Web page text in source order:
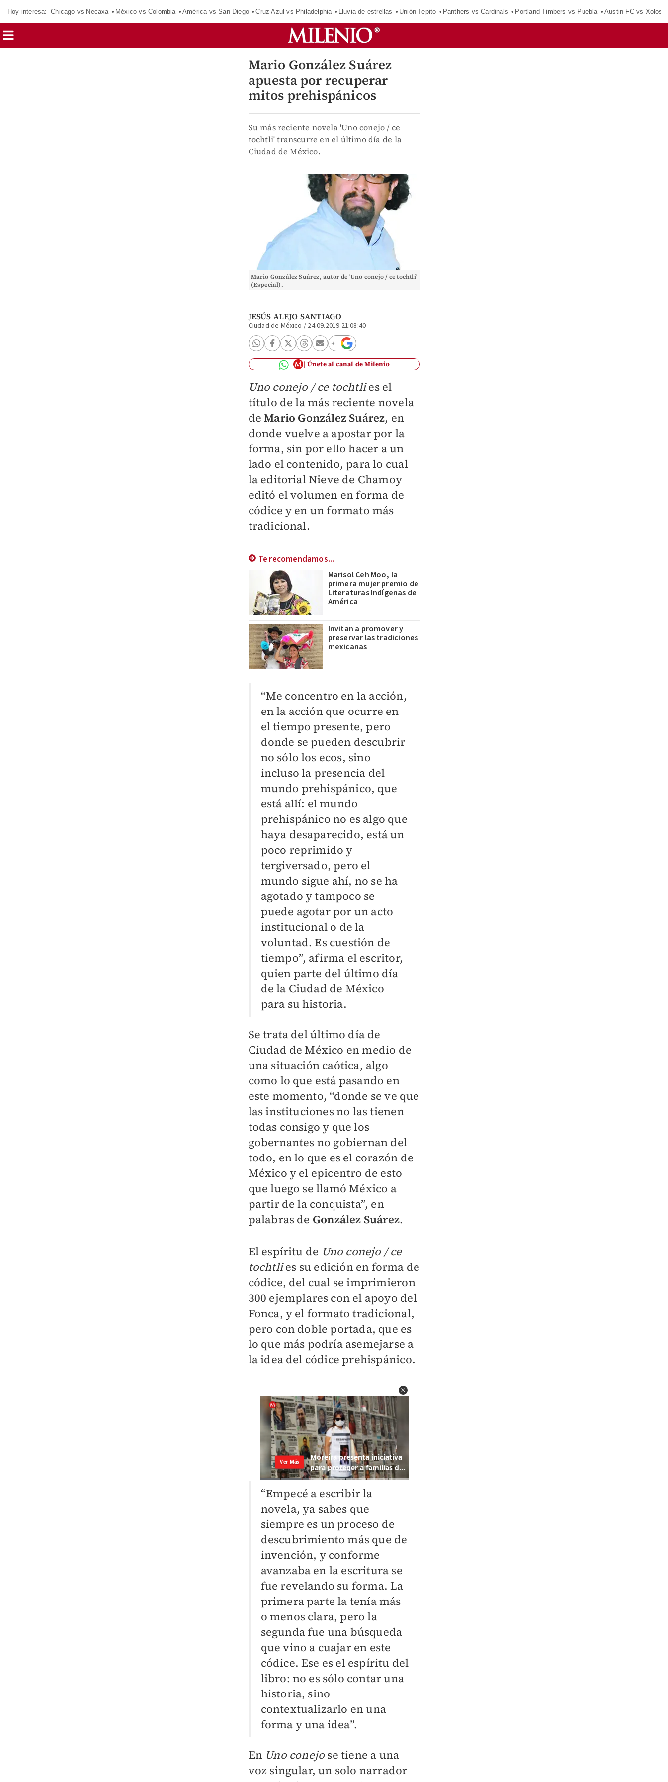
Hoy interesa: Chicago vs Necaxa México vs Colombia América vs San Diego Cruz Azul vs Philadelphia Lluvia de estrellas Unión Tepito Panthers vs Cardinals Portland Timbers vs Puebla Austin FC vs Xolos
Mario González Suárez
apuesta por recuperar
mitos prehispánicos
Su más reciente novela 'Uno conejo / ce
tochtli' transcurre en el último día de la
Ciudad de México.
Mario González Suárez, autor de 'Uno conejo / ce tochtli'
(Especial).
JESÚS ALEJO SANTIAGO
Ciudad de México / 24.09.2019 21:08:40
Únete al canal de Milenio
Uno conejo / ce tochtlies el
título de la más reciente novela
deMario González Suárez, en
donde vuelve a apostar por la
forma, sin por ello hacer a un
lado el contenido, para lo cual
la editorial Nieve de Chamoy
editó el volumen en forma de
códice y en un formato más
tradicional.
Te recomendamos...
Marisol Ceh Moo, la
primera mujer premio de
Literaturas Indígenas de
América
Invitan a promover y
preservar las tradiciones
mexicanas
“Me concentro en la acción,
en la acción que ocurre en
el tiempo presente, pero
donde se pueden descubrir
no sólo los ecos, sino
incluso la presencia del
mundo prehispánico, que
está allí: el mundo
prehispánico no es algo que
haya desaparecido, está un
poco reprimido y
tergiversado, pero el
mundo sigue ahí, no se ha
agotado y tampoco se
puede agotar por un acto
institucional o de la
voluntad. Es cuestión de
tiempo”, afirma el escritor,
quien parte del último día
de la Ciudad de México
para su historia.
Se trata del último día de
Ciudad de México en medio de
una situación caótica, algo
como lo que está pasando en
este momento, “donde se ve que
las instituciones no las tienen
todas consigo y que los
gobernantes no gobiernan del
todo, en lo que es el corazón de
México y el epicentro de esto
que luego se llamó México a
partir de la conquista”, en
palabras de González Suárez.
El espíritu de Uno conejo / ce
tochtlies su edición en forma de
códice, del cual se imprimieron
300 ejemplares con el apoyo del
Fonca, y el formato tradicional,
pero con doble portada, que es
lo que más podría asemejarse a
la idea del códice prehispánico.
“Empecé a escribir la
novela, ya sabes que
siempre es un proceso de
descubrimiento más que de
invención, y conforme
avanzaba en la escritura se
fue revelando su forma. La
primera parte la tenía más
o menos clara, pero la
segunda fue una búsqueda
que vino a cuajar en este
códice. Ese es el espíritu del
libro: no es sólo contar una
historia, sino
contextualizarlo en una
forma y una idea”.
En Uno conejose tiene a una
voz singular, un solo narrador